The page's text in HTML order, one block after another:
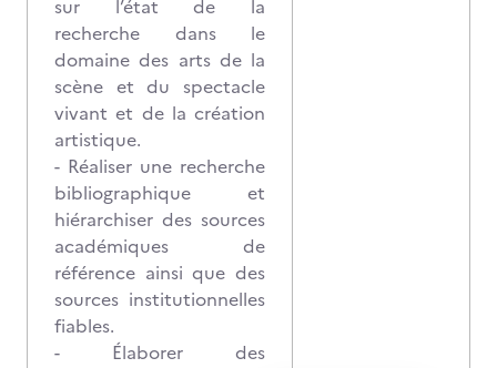
sur l’état de la
recherche dans le
domaine des arts de la
scène et du spectacle
vivant et de la création
artistique.
- Réaliser une recherche
bibliographique et
hiérarchiser des sources
académiques de
référence ainsi que des
sources institutionnelles
fiables.
- Élaborer des